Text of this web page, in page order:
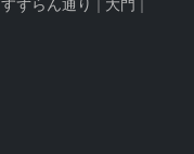
すずらん通り
大門